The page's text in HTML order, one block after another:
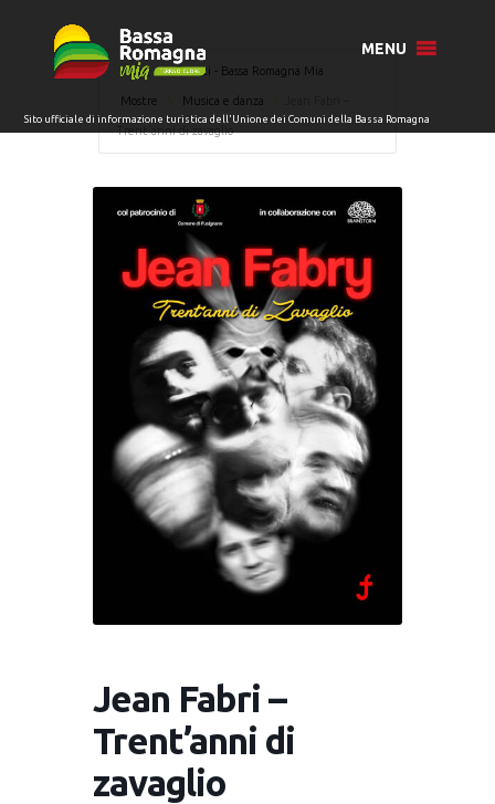
MENU
Home Eventi - Bassa Romagna Mia
Mostre Musica e danza
Trent’anni di zavaglio
Jean Fabri –
Trent’anni di
zavaglio